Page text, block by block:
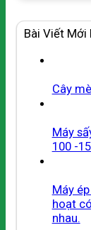
Bài Viết Mới
Cây
Máy
100 -
Máy
hoạt
nhau.